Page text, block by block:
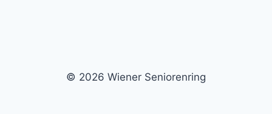
© 2026 Wiener Seniorenring